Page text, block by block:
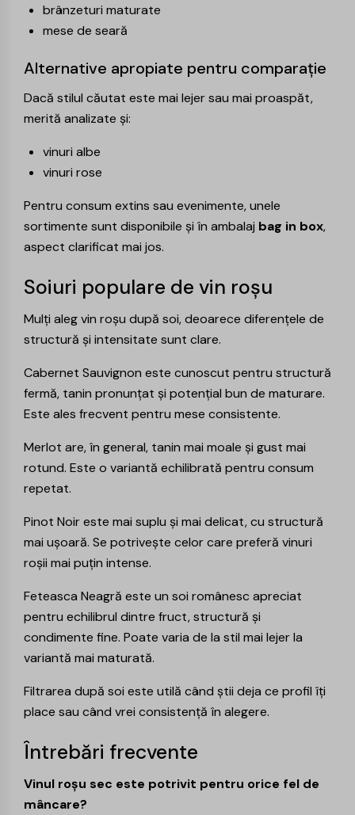
brânzeturi maturate
mese de seară
Alternative apropiate pentru comparație
Dacă stilul căutat este mai lejer sau mai proaspăt,
merită analizate și:
vinuri albe
vinuri rose
Pentru consum extins sau evenimente, unele
sortimente sunt disponibile și în ambalaj bag in box,
aspect clarificat mai jos.
Soiuri populare de vin roșu
Mulți aleg vin roșu după soi, deoarece diferențele de
structură și intensitate sunt clare.
Cabernet Sauvignon este cunoscut pentru structură
fermă, tanin pronunțat și potențial bun de maturare.
Este ales frecvent pentru mese consistente.
Merlot are, în general, tanin mai moale și gust mai
rotund. Este o variantă echilibrată pentru consum
repetat.
Pinot Noireste mai suplu și mai delicat, cu structură
mai ușoară. Se potrivește celor care preferă vinuri
roșii mai puțin intense.
Feteasca Neagră este un soi românesc apreciat
pentru echilibrul dintre fruct, structură și
condimente fine. Poate varia de la stil mai lejer la
variantă mai maturată.
Filtrarea după soi este utilă când știi deja ce profil îți
place sau când vrei consistență în alegere.
Întrebări frecvente
Vinul roșu sec este potrivit pentru orice fel de
mâncare?